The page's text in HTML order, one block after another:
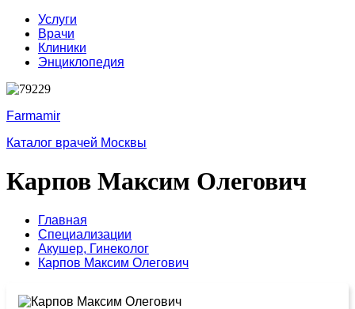
Услуги
Врачи
Клиники
Энциклопедия
Farmamir
Каталог врачей Москвы
Карпов Максим Олегович
Главная
Специализации
Акушер, Гинеколог
Карпов Максим Олегович